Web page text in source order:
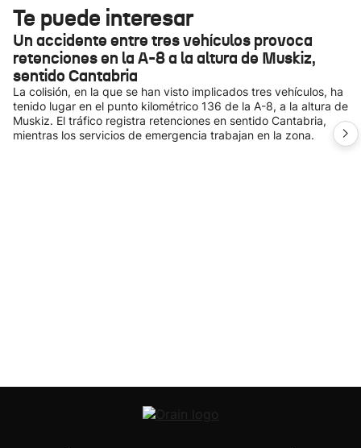
Te puede interesar
Un accidente entre tres vehículos provoca
retenciones en la A-8 a la altura de Muskiz,
sentido Cantabria
La colisión, en la que se han visto implicados tres vehículos, ha
tenido lugar en el punto kilométrico 136 de la A-8, a la altura de
Muskiz. El tráfico registra retenciones en sentido Cantabria,
mientras los servicios de emergencia trabajan en la zona.